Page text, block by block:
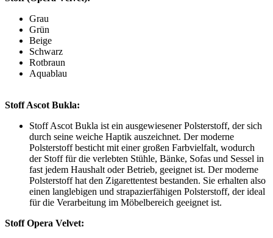
Grau
Grün
Beige
Schwarz
Rotbraun
Aquablau
Stoff Ascot Bukla:
Stoff Ascot Bukla ist ein ausgewiesener Polsterstoff, der sich
durch seine weiche Haptik auszeichnet. Der moderne
Polsterstoff besticht mit einer großen Farbvielfalt, wodurch
der Stoff für die verlebten Stühle, Bänke, Sofas und Sessel in
fast jedem Haushalt oder Betrieb, geeignet ist. Der moderne
Polsterstoff hat den Zigarettentest bestanden. Sie erhalten also
einen langlebigen und strapazierfähigen Polsterstoff, der ideal
für die Verarbeitung im Möbelbereich geeignet ist.
Stoff Opera Velvet: